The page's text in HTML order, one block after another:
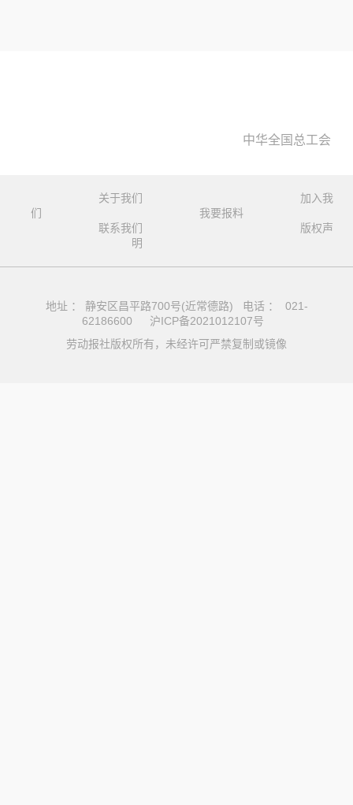
中华全国总工会
关于我们
加入我
们
我要报料
联系我们
版权声
明
地址 ： 静安区昌平路700号(近常德路) 电话 ： 021-
62186600
沪ICP备2021012107号
劳动报社版权所有，未经许可严禁复制或镜像